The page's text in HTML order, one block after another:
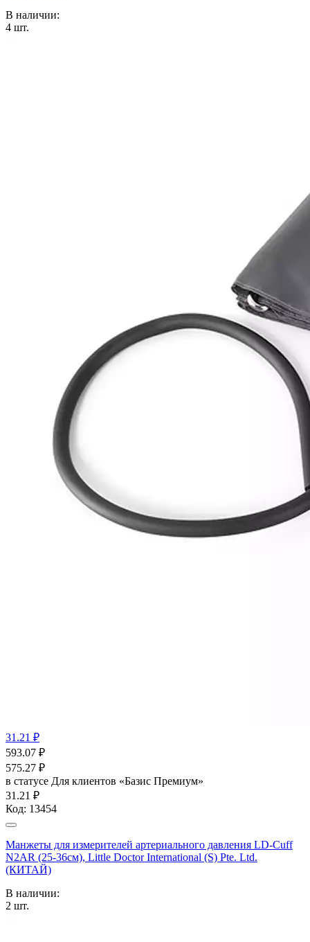
В наличии:
4 шт.
31.21 ₽
593.07 ₽
575.27 ₽
в статусе Для клиентов «Базис Премиум»
31.21 ₽
Код: 13454
Манжеты для измерителей артериального давления LD-Cuff
N2AR (25-36см), Little Doctor International (S) Pte. Ltd.
(КИТАЙ)
В наличии:
2 шт.